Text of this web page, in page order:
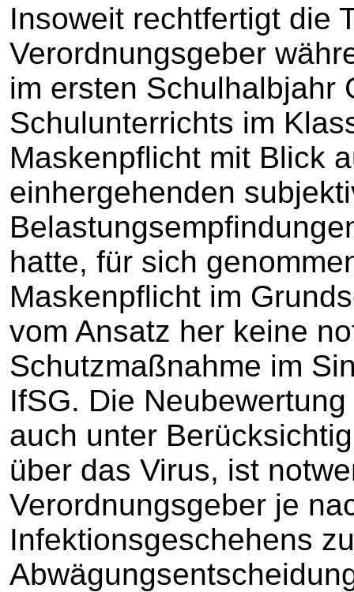
Insoweit rechtfertigt die
Verordnungsgeber
im ersten Schulhalbjahr
Schulunterrichts im
Maskenpflicht mit Blick
einhergehenden
hatte, für sich
Maskenpflicht im
vom Ansatz her keine
Schutzmaßnahme im
IfSG. Die
auch unter
über das Virus, ist
Verordnungsgeber je
Infektionsgeschehens